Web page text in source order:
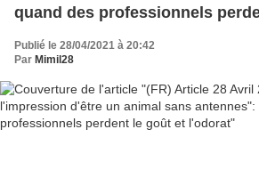
quand des professionnels
Publié le 28/04/2021 à 20:42
Par Mimil28